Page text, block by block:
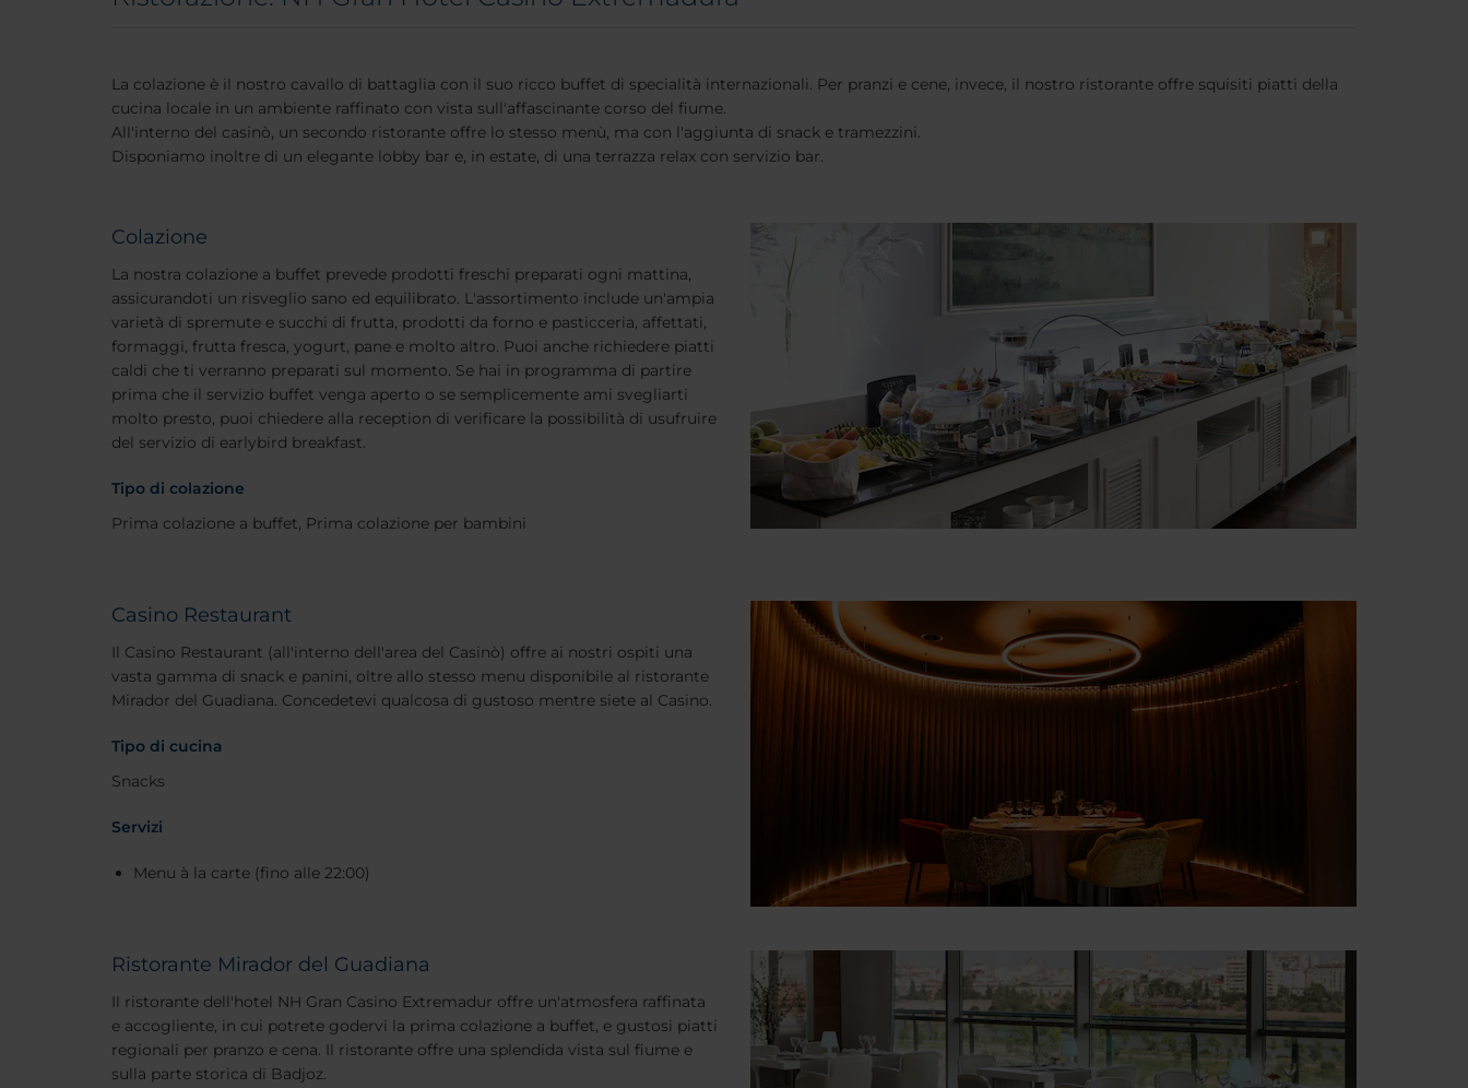
La colazione è il nostro cavallo di battaglia con il suo ricco buffet di specialità internazionali. Per pranzi e cene, invece, il nostro ristorante offre squisiti piatti della
cucina locale in un ambiente raffinato con vista sull'affascinante corso del fiume.
All'interno del casinò, un secondo ristorante offre lo stesso menù, ma con l'aggiunta di snack e tramezzini.
Disponiamo inoltre di un elegante lobby bar e, in estate, di una terrazza relax con servizio bar.
Colazione
La nostra colazione a buffet prevede prodotti freschi preparati ogni mattina,
assicurandoti un risveglio sano ed equilibrato. L'assortimento include un'ampia
varietà di spremute e succhi di frutta, prodotti da forno e pasticceria, affettati,
formaggi, frutta fresca, yogurt, pane e molto altro. Puoi anche richiedere piatti
caldi che ti verranno preparati sul momento. Se hai in programma di partire
prima che il servizio buffet venga aperto o se semplicemente ami svegliarti
molto presto, puoi chiedere alla reception di verificare la possibilità di usufruire
del servizio di earlybird breakfast.
Tipo di colazione
Prima colazione a buffet, Prima colazione per bambini
Casino Restaurant
Il Casino Restaurant (all'interno dell'area del Casinò) offre ai nostri ospiti una
vasta gamma di snack e panini, oltre allo stesso menu disponibile al ristorante
Mirador del Guadiana. Concedetevi qualcosa di gustoso mentre siete al Casino.
Tipo di cucina
Snacks
Servizi
Menu à la carte (fino alle 22:00)
Ristorante Mirador del Guadiana
Il ristorante dell'hotel NH Gran Casino Extremadur offre un'atmosfera raffinata
e accogliente, in cui potrete godervi la prima colazione a buffet, e gustosi piatti
regionali per pranzo e cena. Il ristorante offre una splendida vista sul fiume e
sulla parte storica di Badjoz.